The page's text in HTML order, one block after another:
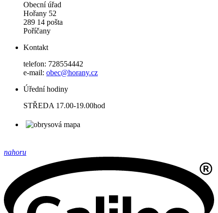
Obecní úřad
Hořany 52
289 14 pošta
Poříčany
Kontakt
telefon: 728554442
e-mail: obec@horany.cz
Úřední hodiny
STŘEDA 17.00-19.00hod
nahoru